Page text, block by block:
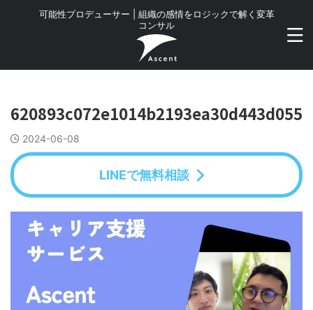
可能性プロデューサー | 組織の感情をロジックで解く変革
コンサル
620893c072e1014b2193ea30d443d055
2024-06-08
LINEで無料相談